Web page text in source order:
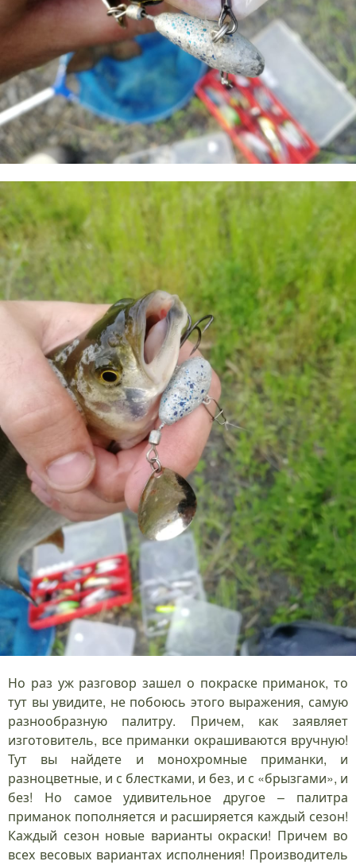
Но раз уж разговор зашел о покраске приманок, то
тут вы увидите, не побоюсь этого выражения, самую
разнообразную палитру. Причем, как заявляет
изготовитель, все приманки окрашиваются вручную!
Тут вы найдете и монохромные приманки, и
разноцветные, и с блестками, и без, и с «брызгами», и
без! Но самое удивительное другое – палитра
приманок пополняется и расширяется каждый сезон!
Каждый сезон новые варианты окраски! Причем во
всех весовых вариантах исполнения! Производитель